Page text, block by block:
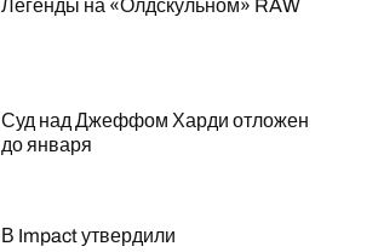
Легенды на «Олдскульном» RAW
Суд над Джеффом Харди отложен
до января
В Impact утвердили